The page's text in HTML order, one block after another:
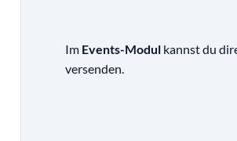
Im Events-Modulkannst du
versenden.